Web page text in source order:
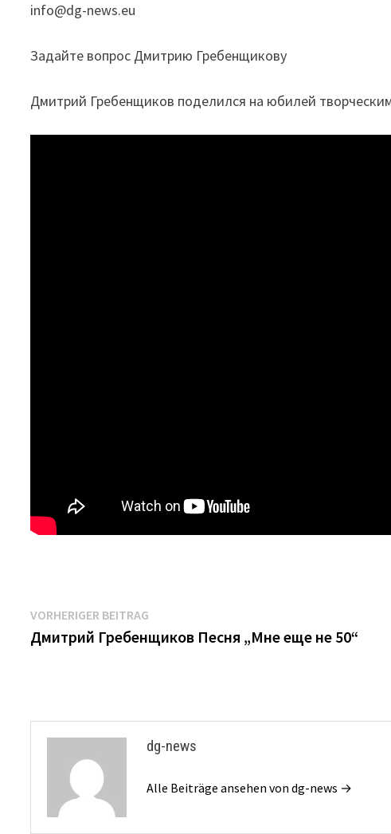
info@dg-news.eu
Задайте вопрос Дмитрию Гребенщикову
Дмитрий Гребенщиков поделился на юбилей
Beitrags-
Navigation
VORHERIGER BEITRAG
Beitrag:
Дмитрий Гребенщиков Песня „Мне еще не 50“
dg-news
Alle Beiträge ansehen von dg-news →